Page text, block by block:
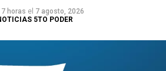
7 horas el 7 agosto, 2026
5TO PODER